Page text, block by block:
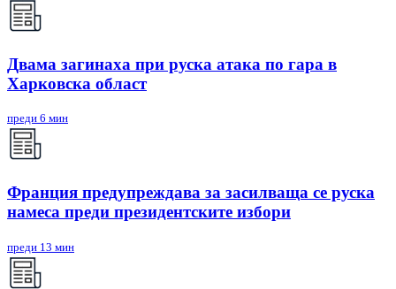
Двама загинаха при руска атака по гара в
Харковска област
преди 6 мин
Франция предупреждава за засилваща се руска
намеса преди президентските избори
преди 13 мин